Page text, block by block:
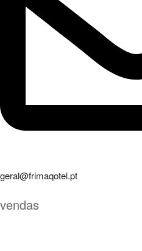
geral@frimaqotel.pt
vendas